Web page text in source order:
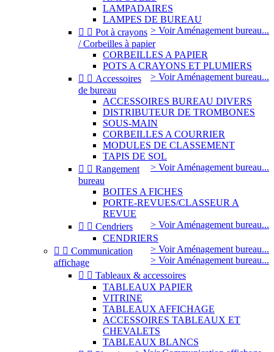
LAMPADAIRES
LAMPES DE BUREAU
> Voir Aménagement bureau...
  Pot à crayons
/ Corbeilles à papier
CORBEILLES A PAPIER
POTS A CRAYONS ET PLUMIERS
> Voir Aménagement bureau...
  Accessoires
de bureau
ACCESSOIRES BUREAU DIVERS
DISTRIBUTEUR DE TROMBONES
SOUS-MAIN
CORBEILLES A COURRIER
MODULES DE CLASSEMENT
TAPIS DE SOL
> Voir Aménagement bureau...
  Rangement
bureau
BOITES A FICHES
PORTE-REVUES/CLASSEUR A
REVUE
> Voir Aménagement bureau...
  Cendriers
CENDRIERS
> Voir Aménagement bureau...
> Voir Aménagement bureau...
  Communication
affichage
  Tableaux & accessoires
TABLEAUX PAPIER
VITRINE
TABLEAUX AFFICHAGE
ACCESSOIRES TABLEAUX ET
CHEVALETS
TABLEAUX BLANCS